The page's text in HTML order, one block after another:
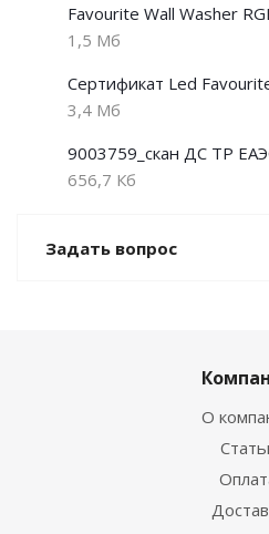
Favourite Wall Washer
1,5 Мб
Сертификат Led
3,4 Мб
9003759_скан ДС ТР
656,7 Кб
Задать вопрос
О